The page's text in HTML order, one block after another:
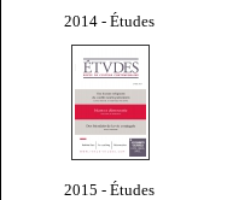
2014 - Études
2015 - Études